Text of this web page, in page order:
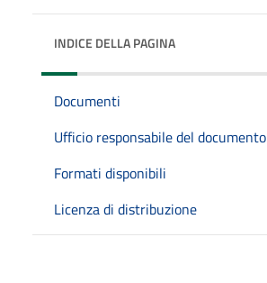
INDICE DELLA PAGINA
Documenti
Ufficio responsabile del documento
Formati disponibili
Licenza di distribuzione